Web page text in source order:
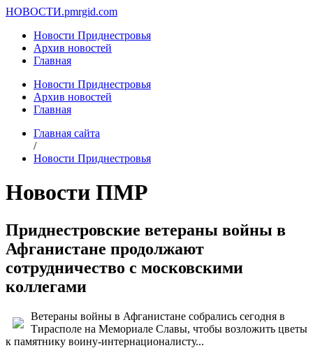
НОВОСТИ.pmrgid.com
Новости Приднестровья
Архив новостей
Главная
Новости Приднестровья
Архив новостей
Главная
Главная сайта
/
Новости Приднестровья
Новости ПМР
Приднестровские ветераны войны в
Афганистане продолжают
сотрудничество с московскими
коллегами
Ветераны войны в Афганистане собрались сегодня в
Тирасполе на Мемориале Славы, чтобы возложить цветы
к памятнику воину-интернационалисту...